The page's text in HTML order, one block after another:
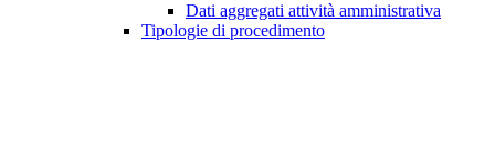
Dati aggregati attività amministrativa
Tipologie di procedimento